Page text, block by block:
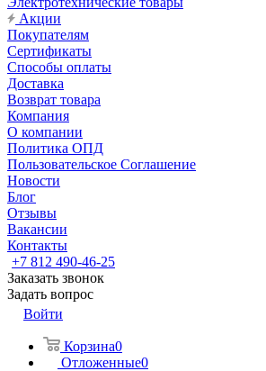
Акции
Покупателям
Сертификаты
Способы оплаты
Доставка
Возврат товара
Компания
О компании
Политика ОПД
Пользовательское Соглашение
Новости
Блог
Отзывы
Вакансии
Контакты
+7 812 490-46-25
Заказать звонок
Задать вопрос
Войти
Корзина0
Отложенные0